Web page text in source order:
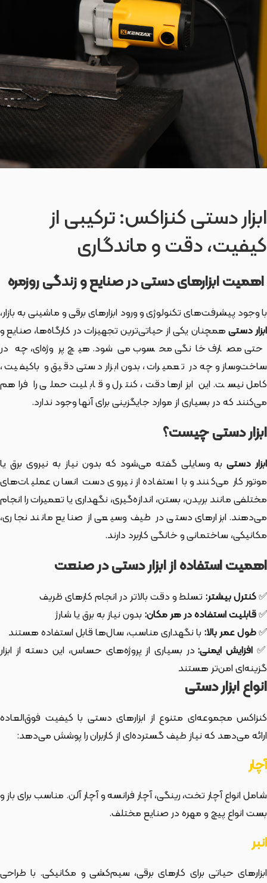
ابزار دستی کنزاکس: ترکیبی از
کیفیت، دقت و ماندگاری
اهمیت ابزارهای دستی در صنایع و زندگی روزمره
با وجود پیشرفت‌های تکنولوژی و ورود ابزارهای برقی و ماشینی به بازار،
ابزار دستیهمچنان یکی از حیاتی‌ترین تجهیزات در کارگاه‌ها، صنایع و
حتی مصارف خانگی محسوب می‌شود. هیچ پروژه‌ای، چه در
ساخت‌وساز و چه در تعمیرات، بدون ابزار دستی دقیق و باکیفیت،
کامل نیست. این ابزارها دقت، کنترل و قابلیت حملی را فراهم
می‌کنند که در بسیاری از موارد جایگزینی برای آنها وجود ندارد.
ابزار دستی چیست؟
ابزار دستیبه وسایلی گفته می‌شود که بدون نیاز به نیروی برق یا
موتور کار می‌کنند و با استفاده از نیروی دست انسان عملیات‌های
مختلفی مانند بریدن، بستن، اندازه‌گیری، نگهداری یا تعمیرات را انجام
می‌دهند. ابزارهای دستی در طیف وسیعی از صنایع مانند نجاری،
مکانیکی، ساختمانی و خانگی کاربرد دارند.
اهمیت استفاده از ابزار دستی در صنعت
✅کنترل بیشتر: تسلط و دقت بالاتر در انجام کارهای ظریف
✅قابلیت استفاده در هر مکان: بدون نیاز به برق یا شارژ
✅طول عمر بالا: با نگهداری مناسب، سال‌ها قابل استفاده هستند
✅ افزایش ایمنی: در بسیاری از پروژه‌های حساس، این دسته از ابزار
گزینه‌ای امن‌تر هستند
انواع ابزار دستی
کنزاکس مجموعه‌ای متنوع از ابزارهای دستی با کیفیت فوق‌العاده
ارائه می‌دهد که نیاز طیف گسترده‌ای از کاربران را پوشش می‌دهد:
آچار
شامل انواع آچار تخت، رینگی، آچار فرانسه و آچار آلن. مناسب برای باز و
بست انواع پیچ و مهره در صنایع مختلف.
انبر
ابزارهای حیاتی برای کارهای برقی، سیم‌کشی و مکانیکی. با طراحی